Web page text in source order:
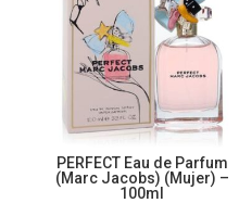
$204.33
hasta
$259.77
PERFECT Eau de Parfum
(Marc Jacobs) (Mujer) –
100ml